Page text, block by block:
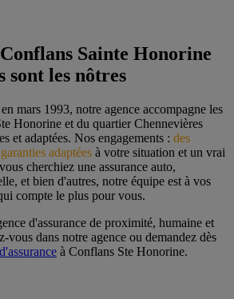
Sainte Honorine
sont les nôtres
mars 1993, notre agence accompagne les
Honorine et du quartier Chennevières
et adaptées. Nos engagements : des
adaptées à votre situation et un vrai
cherchiez une assurance auto,
et bien d'autres, notre équipe est à vos
compte le plus pour vous.
d'assurance de proximité, humaine et
vous dans notre agence ou demandez dès
à Conflans Ste Honorine.